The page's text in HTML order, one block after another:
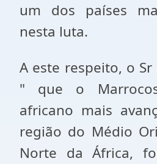
um dos países
nesta luta.
A este respeito, o
" que o
africano mais
região do Médio
Norte da África,